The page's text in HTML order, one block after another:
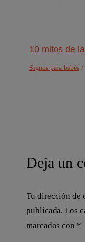
10 mitos de
Signos para bebés/
Deja un
Tu dirección de
publicada. Los
marcados con *